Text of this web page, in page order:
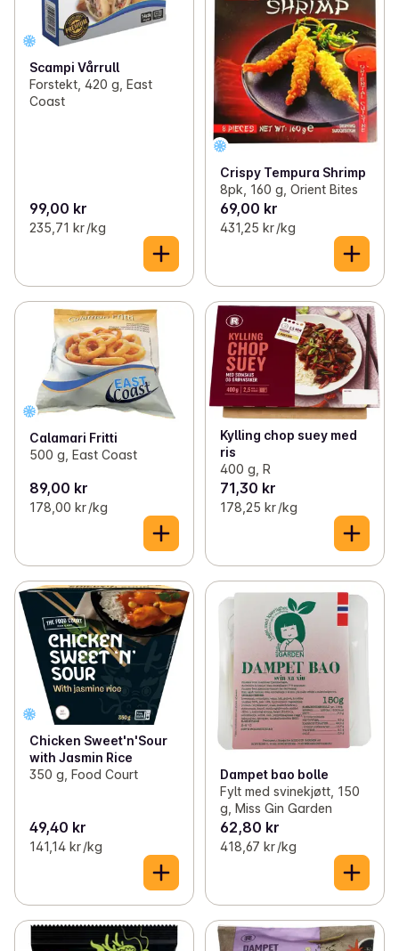
Scampi Vårrull
Forstekt, 420 g, East
Coast
99,00 kr
235,71 kr /kg
Crispy Tempura Shrimp
8pk, 160 g, Orient Bites
69,00 kr
431,25 kr /kg
Calamari Fritti
500 g, East Coast
89,00 kr
178,00 kr /kg
Kylling chop suey med
ris
400 g, R
71,30 kr
178,25 kr /kg
Chicken Sweet'n'Sour
with Jasmin Rice
350 g, Food Court
49,40 kr
141,14 kr /kg
Dampet bao bolle
Fylt med svinekjøtt, 150
g, Miss Gin Garden
62,80 kr
418,67 kr /kg